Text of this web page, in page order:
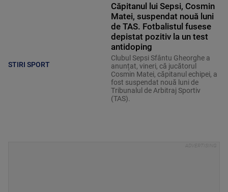
STIRI SPORT
Căpitanul lui Sepsi, Cosmin
Matei, suspendat nouă luni
de TAS. Fotbalistul fusese
depistat pozitiv la un test
antidoping
Clubul Sepsi Sfântu Gheorghe a
anunțat, vineri, că jucătorul
Cosmin Matei, căpitanul echipei, a
fost suspendat nouă luni de
Tribunalul de Arbitraj Sportiv
(TAS).